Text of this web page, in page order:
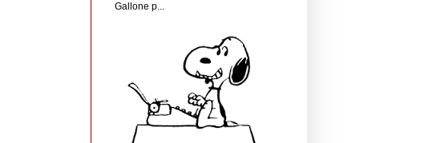
Gallone p...